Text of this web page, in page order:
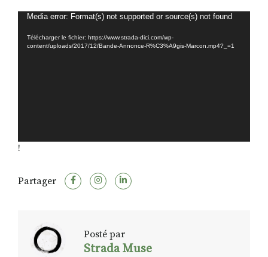
Lecteur
Media error: Format(s) not supported or source(s) not found
Télécharger le fichier: https://www.strada-dici.com/wp-
content/uploads/2017/12/Bande-Annonce-R%C3%A9gis-Marcon.mp4?_=1
!
Partager
Posté par
Strada Muse